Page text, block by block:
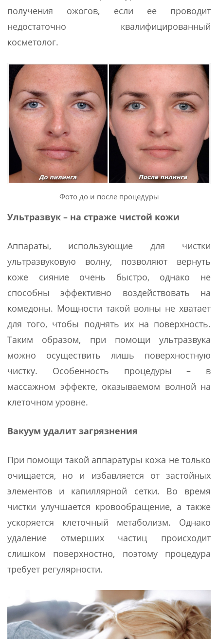
получения ожогов, если ее проводит
недостаточно квалифицированный
косметолог.
Фото до и после процедуры
Ультразвук – на страже чистой кожи
Аппараты, использующие для чистки
ультразвуковую волну, позволяют вернуть
коже сияние очень быстро, однако не
способны эффективно воздействовать на
комедоны. Мощности такой волны не хватает
для того, чтобы поднять их на поверхность.
Таким образом, при помощи ультразвука
можно осуществить лишь поверхностную
чистку. Особенность процедуры – в
массажном эффекте, оказываемом волной на
клеточном уровне.
Вакуум удалит загрязнения
При помощи такой аппаратуры кожа не только
очищается, но и избавляется от застойных
элементов и капиллярной сетки. Во время
чистки улучшается кровообращение, а также
ускоряется клеточный метаболизм. Однако
удаление отмерших частиц происходит
слишком поверхностно, поэтому процедура
требует регулярности.